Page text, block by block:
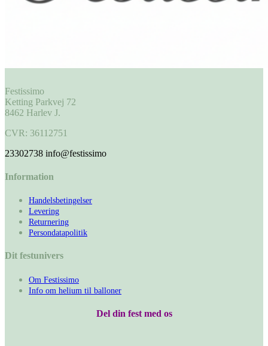
Festissimo
Ketting Parkvej 72
8462 Harlev J.
CVR: 36112751
23302738 info@festissimo
Information
Handelsbetingelser
Levering
Returnering
Persondatapolitik
Dit festunivers
Om Festissimo
Info om helium til balloner
Del din fest med os